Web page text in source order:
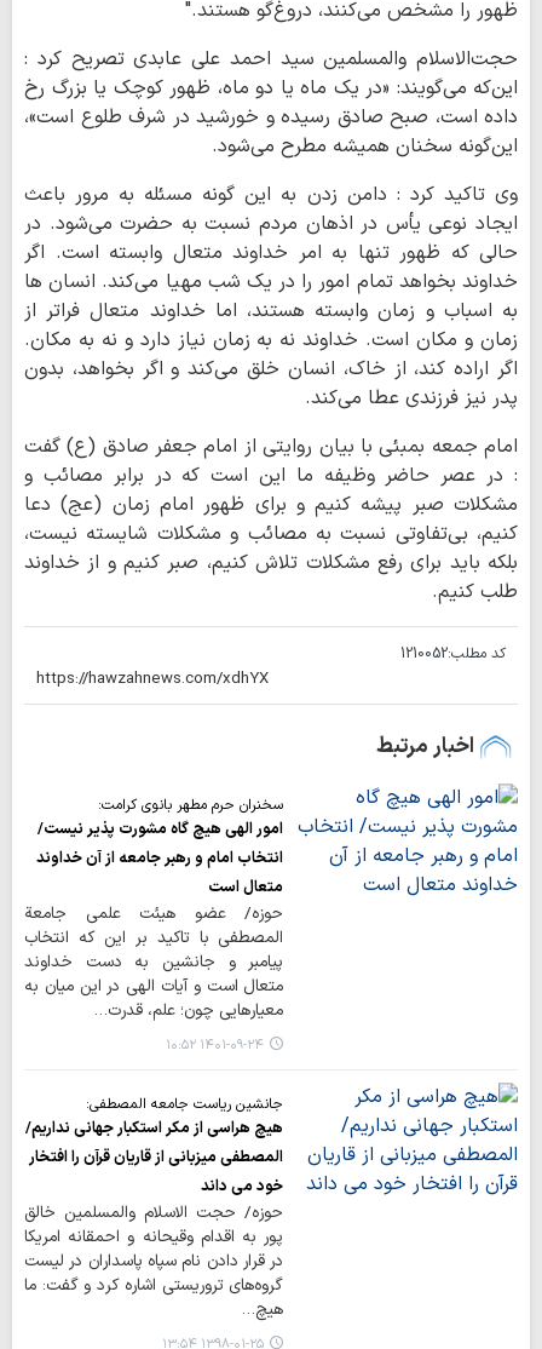
ظهور را مشخص می‌کنند، دروغ‌گو هستند."
حجت‌الاسلام والمسلمین سید احمد علی عابدی تصریح کرد :
این‌که می‌گویند: «در یک ماه یا دو ماه، ظهور کوچک یا بزرگ رخ
داده است، صبح صادق رسیده و خورشید در شرف طلوع است»،
این‌گونه سخنان همیشه مطرح می‌شود.
وی تاکید کرد : دامن زدن به این گونه مسئله به مرور باعث
ایجاد نوعی یأس در اذهان مردم نسبت به حضرت می‌شود. در
حالی که ظهور تنها به امر خداوند متعال وابسته است. اگر
خداوند بخواهد تمام امور را در یک شب مهیا می‌کند. انسان ها
به اسباب و زمان وابسته هستند، اما خداوند متعال فراتر از
زمان و مکان است. خداوند نه به زمان نیاز دارد و نه به مکان.
اگر اراده کند، از خاک، انسان خلق می‌کند و اگر بخواهد، بدون
پدر نیز فرزندی عطا می‌کند.
امام جمعه بمبئی با بیان روایتی از امام جعفر صادق (ع) گفت
: در عصر حاضر وظیفه ما این است که در برابر مصائب و
مشکلات صبر پیشه کنیم و برای ظهور امام زمان (عج) دعا
کنیم، بی‌تفاوتی نسبت به مصائب و مشکلات شایسته نیست،
بلکه باید برای رفع مشکلات تلاش کنیم، صبر کنیم و از خداوند
طلب کنیم.
کد مطلب:1210052
اخبار مرتبط
سخنران حرم مطهر بانوی کرامت:
امور الهی هیچ گاه مشورت پذیر نیست/
انتخاب امام و رهبر جامعه از آن خداوند
متعال است
حوزه/ عضو هیئت علمی جامعة
المصطفی با تاکید بر این که انتخاب
پیامبر و جانشین به دست خداوند
متعال است و آیات الهی در این میان به
معیارهایی چون؛ علم، قدرت…
۱۴۰۱-۰۹-۲۴ ۱۰:۵۲
جانشین ریاست جامعه المصطفی:
هیچ هراسی از مکر استکبار جهانی نداریم/
المصطفی میزبانی از قاریان قرآن را افتخار
خود می داند
حوزه/ حجت الاسلام والمسلمین خالق
پور به اقدام وقیحانه و احمقانه امریکا
در قرار دادن نام سپاه پاسداران در لیست
گروه‌های تروریستی اشاره کرد و گفت: ما
هیچ…
۱۳۹۸-۰۱-۲۵ ۱۳:۵۴